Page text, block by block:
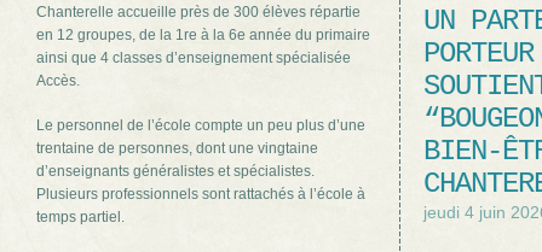
Chanterelle accueille près de 300 élèves répartie
en 12 groupes, de la 1re à la 6e année du primaire
ainsi que 4 classes d’enseignement spécialisée
Accès.
Le personnel de l’école compte un peu plus d’une
trentaine de personnes, dont une vingtaine
d’enseignants généralistes et spécialistes.
Plusieurs professionnels sont rattachés à l’école à
temps partiel.
UN
BIEN-
jeudi 4 juin